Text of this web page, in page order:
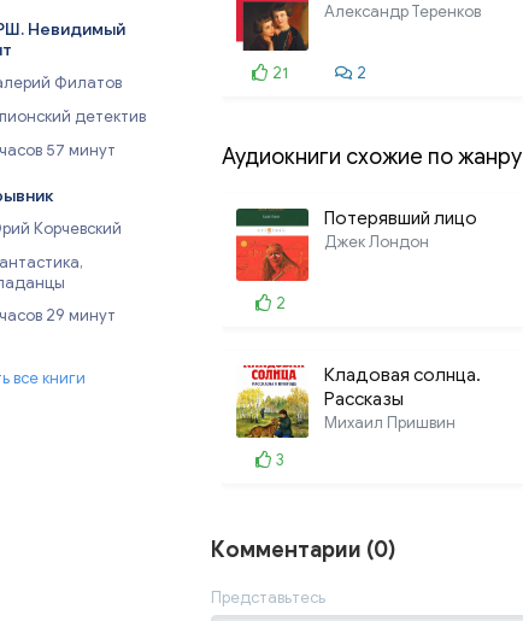
Невидимый
Филатов
детектив
57 минут
Корчевский
29 минут
все книги
Александр Теренков
21 2
Аудиокниги схожие по жанру
Потерявший лицо
Джек Лондон
2
Кладовая солнца.
Рассказы
Михаил Пришвин
3
Комментарии (0)
Представьтесь